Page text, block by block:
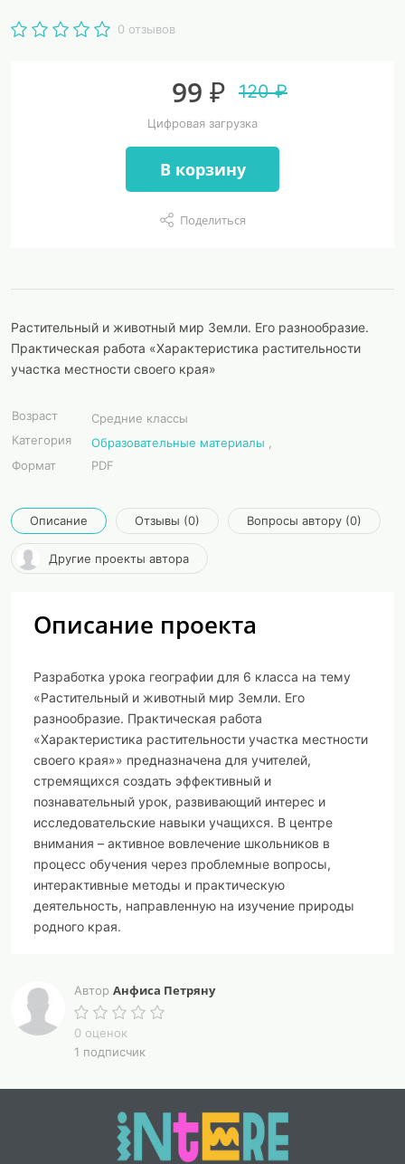
0 отзывов
99 ₽ 120 ₽
Цифровая загрузка
В корзину
Поделиться
Растительный и животный мир Земли. Его разнообразие.
Практическая работа «Характеристика растительности
участка местности своего края»
Возраст
Средние классы
Категория
Образовательные материалы
Формат
PDF
Описание Отзывы (0) Вопросы автору (0)
Другие проекты автора
Описание проекта
Разработка урока географии для 6 класса на тему
«Растительный и животный мир Земли. Его
разнообразие. Практическая работа
«Характеристика растительности участка местности
своего края»» предназначена для учителей,
стремящихся создать эффективный и
познавательный урок, развивающий интерес и
исследовательские навыки учащихся. В центре
внимания – активное вовлечение школьников в
процесс обучения через проблемные вопросы,
интерактивные методы и практическую
деятельность, направленную на изучение природы
родного края.
разработки:
Соответствие ФГОС:Урок разработан с учетом
требований ФГОС и ориентирован на достижение
предметных, метапредметных и личностных
Проблемно-ориентированный подход:
Урок строится
Автор Анфиса Петряну
0 оценок
1 подписчик